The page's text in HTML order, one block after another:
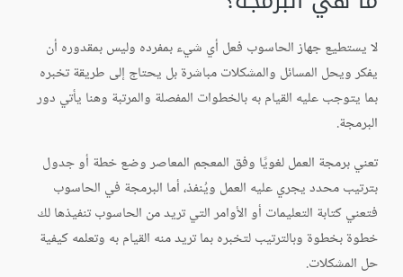
لا يستطيع جهاز الحاسوب فعل أي شيء بمفرده وليس بمقدوره أن
يفكر ويحل المسائل والمشكلات مباشرة بل يحتاج إلى طريقة تخبره
بما يتوجب عليه القيام به بالخطوات المفصلة والمرتبة وهنا يأتي دور
البرمجة.
تعني برمجة العمل لغويًا وفق المعجم المعاصر وضع خطة أو جدول
بترتيب محدد يجري عليه العمل ويُنفذ، أما البرمجة في الحاسوب
فتعني كتابة التعليمات أو الأوامر التي تريد من الحاسوب تنفيذها لك
خطوة بخطوة وبالترتيب لتخبره بما تريد منه القيام به وتعلمه كيفية
حل المشكلات.